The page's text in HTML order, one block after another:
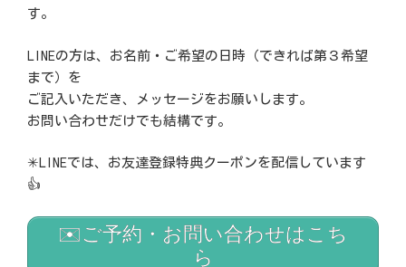
す。
LINEの方は、お名前・ご希望の日時（できれば第３希望
まで）を
ご記入いただき、メッセージをお願いします。
お問い合わせだけでも結構です。
✳︎LINEでは、お友達登録特典クーポンを配信しています
👍
✉️ご予約・お問い合わせはこち
ら